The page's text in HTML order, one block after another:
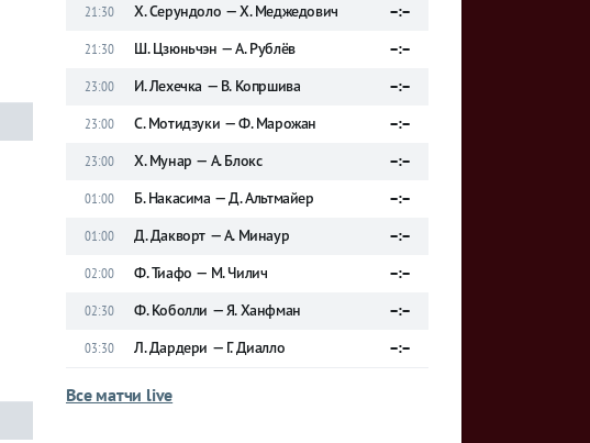
21:30 Х. Серундоло — Х. Меджедович –:–
21:30 Ш. Цзюньчэн — А. Рублёв –:–
23:00 И. Леxечка — В. Копршива –:–
23:00 С. Мотидзуки — Ф. Марожан –:–
23:00 Х. Мунар — А. Блокс –:–
01:00 Б. Накасима — Д. Альтмайер –:–
01:00 Д. Дакворт — А. Минаур –:–
02:00 Ф. Тиафо — М. Чилич –:–
02:30 Ф. Коболли — Я. Ханфман –:–
03:30 Л. Дардери — Г. Диалло –:–
Все матчи live